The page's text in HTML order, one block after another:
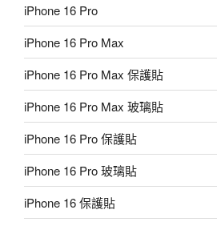
iPhone 16 Pro
iPhone 16 Pro Max
iPhone 16 Pro Max 保護貼
iPhone 16 Pro Max 玻璃貼
iPhone 16 Pro 保護貼
iPhone 16 Pro 玻璃貼
iPhone 16 保護貼